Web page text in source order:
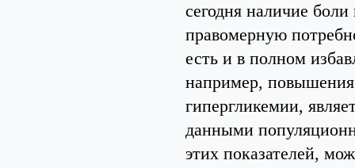
сегодня наличие
правомерную
есть и в полном
например, повышения
гипергликемии,
данными
этих показателей,